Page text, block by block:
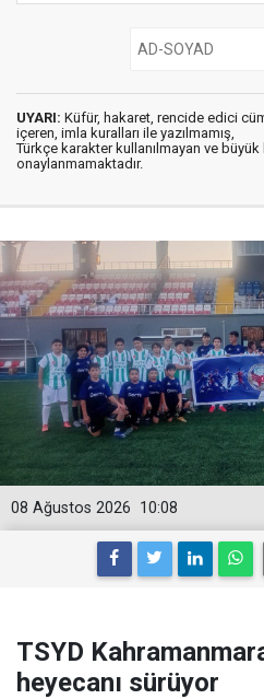
UYARI: Küfür, hakaret, rencide edici
içeren, imla kuralları ile yazılmamış,
Türkçe karakter kullanılmayan ve büyük
onaylanmamaktadır.
10:08
08 Ağustos 2026
TSYD
heyecanı sürüyor